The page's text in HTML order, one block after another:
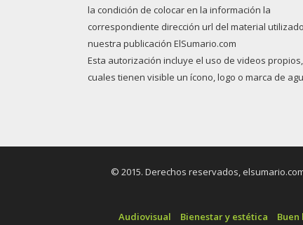
la condición de colocar en la información la
correspondiente dirección url del material
nuestra publicación ElSumario.com
Esta autorización incluye el uso de videos
cuales tienen visible un ícono, logo o marca de
© 2015. Derechos reservados,
Audiovisual
Bienestar y estética Buen